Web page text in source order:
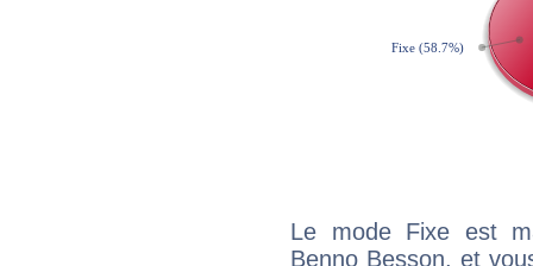
Le mode Fixe est
Benno Besson, et